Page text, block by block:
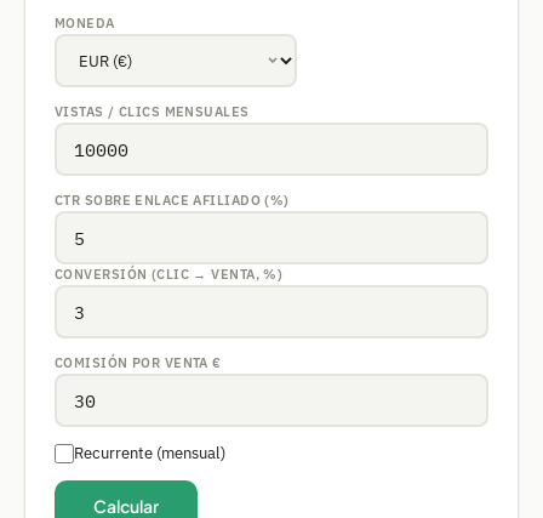
MONEDA
VISTAS / CLICS MENSUALES
CTR SOBRE ENLACE AFILIADO (%)
CONVERSIÓN (CLIC → VENTA, %)
COMISIÓN POR VENTA€
Recurrente (mensual)
Calcular